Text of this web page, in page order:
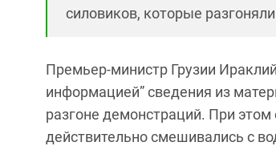
силовиков, которые
Премьер-министр Грузии
информацией” сведения из
разгоне демонстраций. При этом
действительно смешивались с